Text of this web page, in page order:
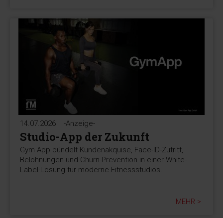
14.07.2026 -Anzeige-
Studio-App der Zukunft
Gym App bündelt Kundenakquise, Face-ID-Zutritt,
Belohnungen und Churn-Prevention in einer White-
Label-Lösung für moderne Fitnessstudios.
MEHR >